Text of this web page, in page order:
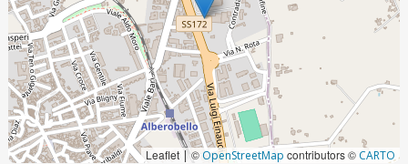
Leaflet | © OpenStreetMap contributors © CARTO